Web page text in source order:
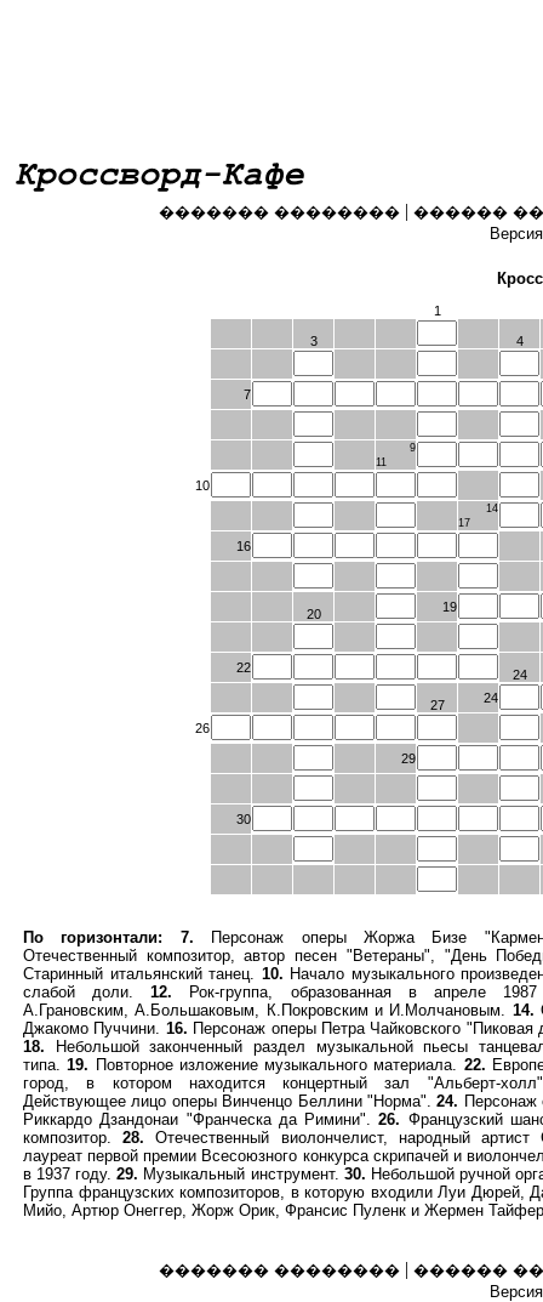
������� ��������| ������
1
3 4
7
9
11
10
14
17
16
20 19
22 24
27 24
26
29
30
По горизонтали: 7. Персонаж оперы Жоржа Бизе
Отечественный композитор, автор песен "Ветераны", "День
Старинный итальянский танец. 10. Начало музыкального
слабой доли.12. Рок-группа, образованная в апреле
А.Грановским, А.Большаковым, К.Покровским и И.Молчановым. 14.
Джакомо Пуччини. 16. Персонаж оперы Петра Чайковского "Пиковая
18. Небольшой законченный раздел музыкальной пьесы
типа.19. Повторное изложение музыкального материала. 22.
город, в котором находится концертный зал "Альберт-
Действующее лицо оперы Винченцо Беллини "Норма".24. Персонаж
Риккардо Дзандонаи "Франческа да Римини".26. Французский
композитор.28. Отечественный виолончелист, народный
лауреат первой премии Всесоюзного конкурса скрипачей и
в 1937 году.29. Музыкальный инструмент. 30. Небольшой ручной
Группа французских композиторов, в которую входили Луи Дюрей,
Мийо, Артюр Онеггер, Жорж Орик, Франсис Пуленк и Жермен
������� ��������| ������